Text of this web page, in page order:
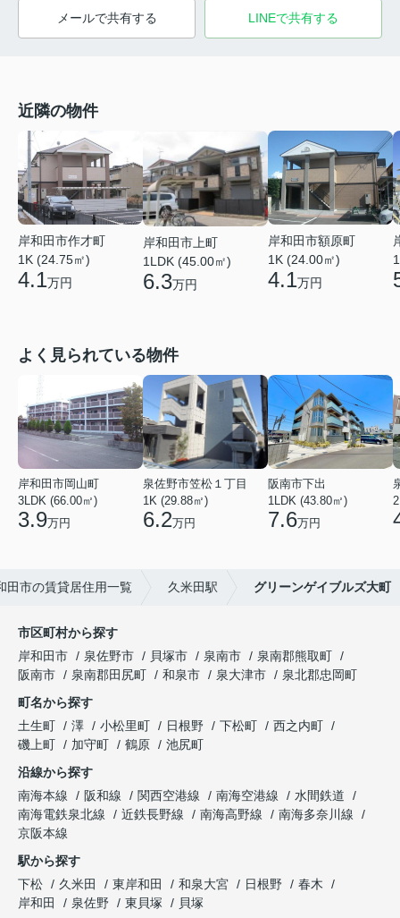
メールで共有する LINEで共有する
近隣の物件
岸和田市作才町
1K (24.75㎡)
4.1万円
岸和田市上町
1LDK (45.00㎡)
6.3万円
岸和田市額原町
1K (24.00㎡)
4.1万円
よく見られている物件
岸和田市岡山町
3LDK (66.00㎡)
3.9万円
泉佐野市笠松１丁目
1K (29.88㎡)
6.2万円
阪南市下出
1LDK (43.80㎡)
7.6万円
田市の賃貸居住用一覧 久米田駅 グリーンゲイブルズ大町
市区町村から探す
岸和田市
泉佐野市 貝塚市 泉南市
泉南郡熊取町
阪南市
泉南郡田尻町 和泉市 泉大津市
泉北郡忠岡町
町名から探す
土生町
澤 小松里町 日根野 下松町
西之内町
磯上町
加守町 鶴原
池尻町
沿線から探す
南海本線
阪和線 関西空港線 南海空港線
水間鉄道
南海電鉄泉北線
近鉄長野線 南海高野線
南海多奈川線
京阪本線
駅から探す
下松
久米田 東岸和田 和泉大宮 日根野
春木
岸和田
泉佐野 東貝塚 貝塚